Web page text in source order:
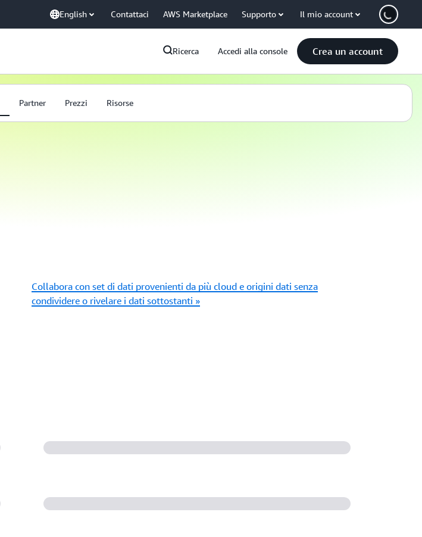
English Contattaci AWS Marketplace Supporto Il mio account
Ricerca Accedi alla console Crea un account
Partner Prezzi Risorse
Collabora con set di dati provenienti da più cloud e origini dati senza
condividere o rivelare i dati sottostanti »